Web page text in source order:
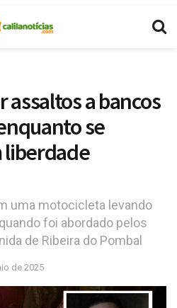
a bancos
se
liberdade
uma motocicleta levando
foi abordado pelos
de Ribeira do Pombal
de 2025